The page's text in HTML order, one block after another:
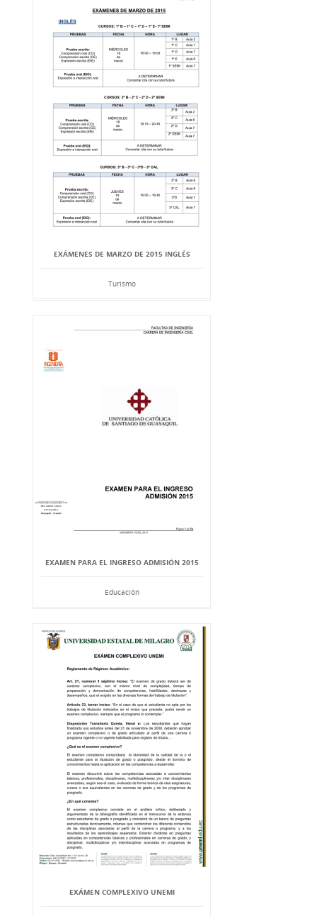
EXÁMENES DE MARZO DE 2015 INGLÉS
Turismo
EXAMEN PARA EL INGRESO ADMISIÓN 2015
Educación
EXÁMEN COMPLEXIVO UNEMI